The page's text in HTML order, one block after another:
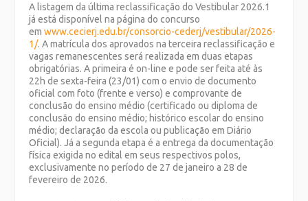
A listagem da última reclassificação do Vestibular 2026.1
já está disponível na página do concurso
emwww.cecierj.edu.br/consorcio-cederj/vestibular/2026-
1/. A matrícula dos aprovados na terceira reclassificação e
vagas remanescentes será realizada em duas etapas
obrigatórias. A primeira é on-line e pode ser feita até às
22h de sexta-feira (23/01) com o envio de documento
oficial com foto (frente e verso) e comprovante de
conclusão do ensino médio (certificado ou diploma de
conclusão do ensino médio; histórico escolar do ensino
médio; declaração da escola ou publicação em Diário
Oficial). Já a segunda etapa é a entrega da documentação
física exigida no edital em seus respectivos polos,
exclusivamente no período de 27 de janeiro a 28 de
fevereiro de 2026.